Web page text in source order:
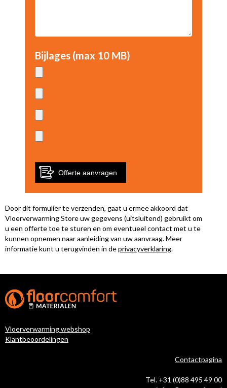
Bijlages (max 10 MB)
Offerte aanvragen
Door dit formulier te verzenden, gaat u ermee akkoord dat
Vloerverwarming Store uw gegevens (uitsluitend) gebruikt om
u een offerte toe te sturen en om eventueel contact met u te
kunnen opnemen naar aanleiding van uw aanvraag. Meer
informatie kunt u terugvinden in deprivacyverklaring.
Vloerverwarming webshop
Klantbeoordelingen
Contactpagina
Tel. +31 (0)88 495 49 00